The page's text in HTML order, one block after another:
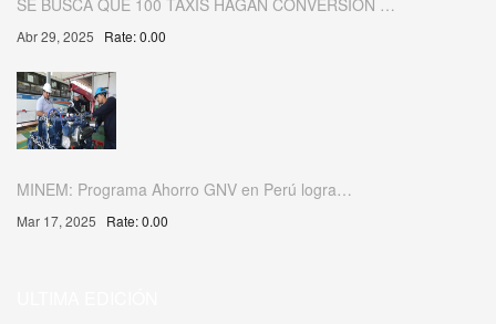
SE BUSCA QUE 100 TAXIS HAGAN CONVERSIÓN …
Abr 29, 2025 Rate: 0.00
MINEM: Programa Ahorro GNV en Perú logra…
Mar 17, 2025 Rate: 0.00